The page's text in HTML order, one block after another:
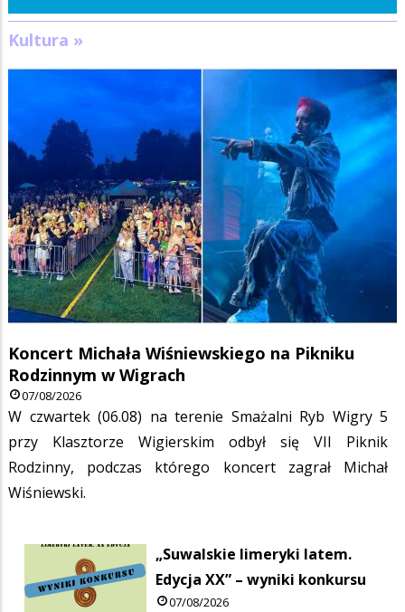
Kultura »
Koncert Michała Wiśniewskiego na Pikniku
Rodzinnym w Wigrach
07/08/2026
W czwartek (06.08) na terenie Smażalni Ryb Wigry 5
przy Klasztorze Wigierskim odbył się VII Piknik
Rodzinny, podczas którego koncert zagrał Michał
Wiśniewski.
„Suwalskie limeryki latem.
Edycja XX” – wyniki konkursu
07/08/2026